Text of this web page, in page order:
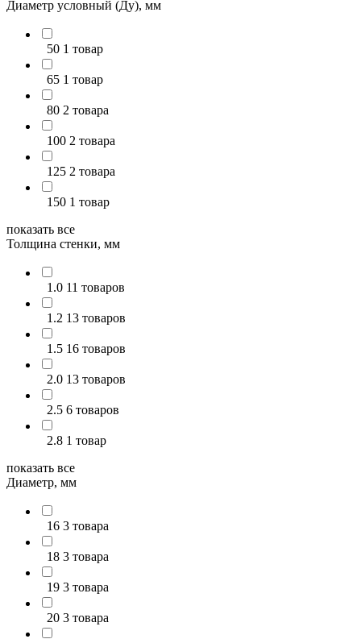
Диаметр условный (Ду), мм
50 1 товар
65 1 товар
80 2 товара
100 2 товара
125 2 товара
150 1 товар
показать все
Толщина стенки, мм
1.0 11 товаров
1.2 13 товаров
1.5 16 товаров
2.0 13 товаров
2.5 6 товаров
2.8 1 товар
показать все
Диаметр, мм
16 3 товара
18 3 товара
19 3 товара
20 3 товара